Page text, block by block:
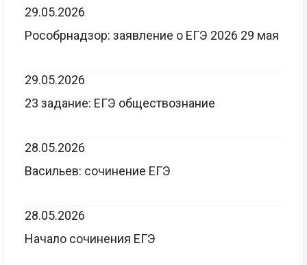
29.05.2026
Рособрнадзор: заявление о ЕГЭ 2026 29 мая
29.05.2026
23 задание: ЕГЭ обществознание
28.05.2026
Васильев: сочинение ЕГЭ
28.05.2026
Начало сочинения ЕГЭ